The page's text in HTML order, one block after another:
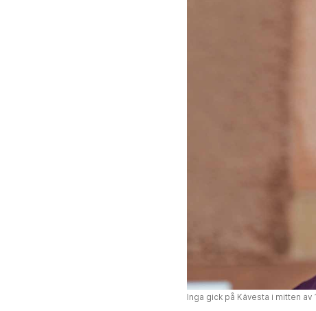
Inga gick på Kävesta i mitten av